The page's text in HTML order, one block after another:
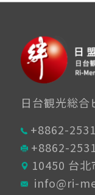
日台観光総合
+8862-
+8862-
10450 台北
info@ri-